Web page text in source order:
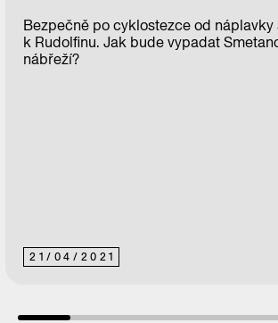
21/ 04/ 2021
Bezpečně po cyklostezce od náplavky
k Rudolfinu. Jak bude vypadat
nábřeží?